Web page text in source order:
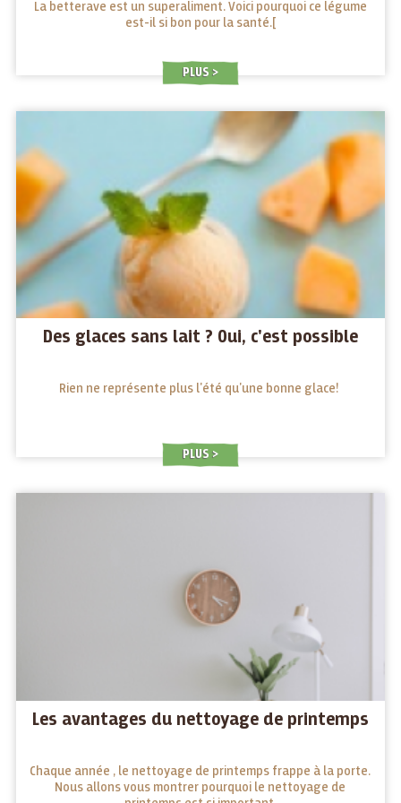
La betterave est un superaliment. Voici pourquoi ce légume
est-il si bon pour la santé.[
PLUS
Des glaces sans lait ? Oui, c'est possible
Rien ne représente plus l'été qu'une bonne glace!
PLUS
Les avantages du nettoyage de printemps
Chaque année , le nettoyage de printemps frappe à la porte.
Nous allons vous montrer pourquoi le nettoyage de